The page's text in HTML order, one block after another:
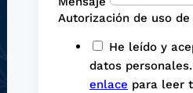
Autorización de uso
He leído y
datos
enlace para leer